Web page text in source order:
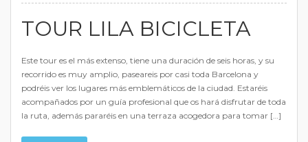
TOUR LILA BICICLETA
Este tour es el más extenso, tiene una duración de seis horas, y su
recorrido es muy amplio, paseareis por casi toda Barcelona y
podréis ver los lugares más emblemáticos de la ciudad. Estaréis
acompañados por un guía profesional que os hará disfrutar de toda
la ruta, además pararéis en una terraza acogedora para tomar […]